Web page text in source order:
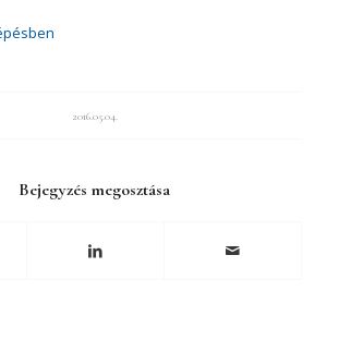
2016.05.04.
Bejegyzés megosztása